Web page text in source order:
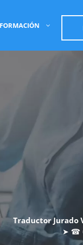
Traductor Jurado
➤ ☎